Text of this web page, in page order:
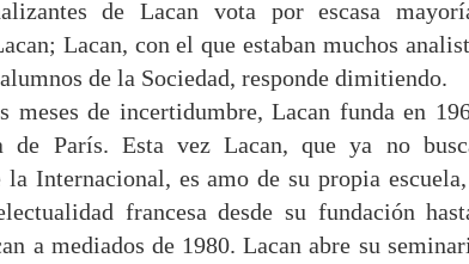
de Lacan vota por escasa
Lacan, con el que estaban muchos
de la Sociedad, responde dimitiendo.
meses de incertidumbre, Lacan funda en
de París. Esta vez Lacan, que ya no
Internacional, es amo de su propia
francesa desde su fundación
a mediados de 1980. Lacan abre su